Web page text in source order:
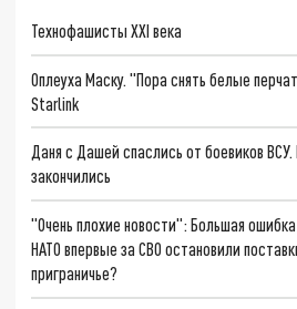
Технофашисты XXI века
Оплеуха Маску. "Пора снять белые
Starlink
Даня с Дашей спаслись от боевиков
закончились
"Очень плохие новости": Большая
НАТО впервые за СВО остановили
приграничье?